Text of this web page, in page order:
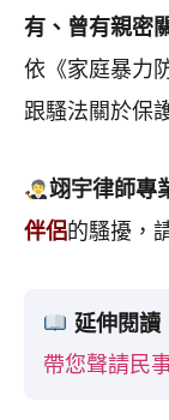
有、曾有親密
依《家庭暴力
跟騷法關於保
翊宇律師專
伴侶的騷擾，
延伸閱讀
帶您聲請民